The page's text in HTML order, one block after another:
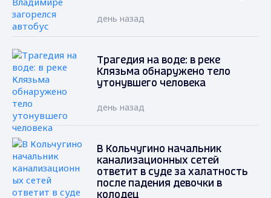
день назад
Трагедия на воде: в реке
Клязьма обнаружено тело
утонувшего человека
день назад
В Кольчугино начальник
канализационных сетей
ответит в суде за халатность
после падения девочки в
колодец